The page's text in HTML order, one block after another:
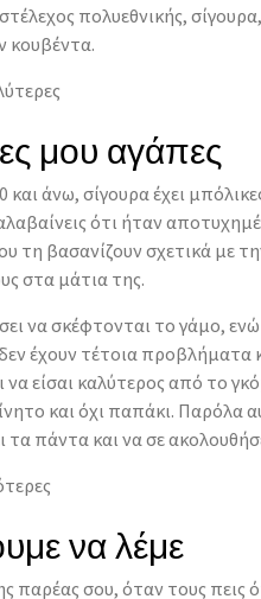
πολυεθνικής,
κουβέντα.
μου αγάπες
και άνω, σίγουρα έχει
ότι ήταν
τη βασανίζουν σχετικά με
στα μάτια της.
να σκέφτονται το γάμο,
έχουν τέτοια
να είσαι καλύτερος από το
και όχι παπάκι. Παρόλα
τα πάντα και να σε
να λέμε
σου, όταν τους πεις